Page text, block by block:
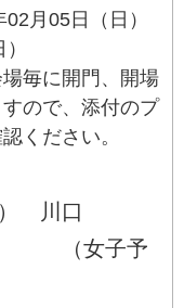
月05日（日）
毎に開門、開場
ので、添付のプ
ください。
川口
子予